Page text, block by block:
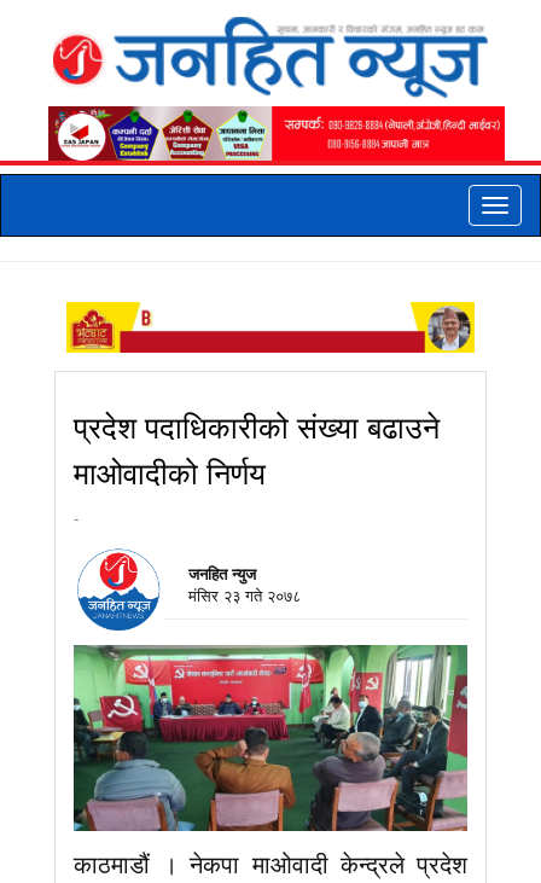
Toggle
प्रदेश पदाधिकारीको संख्या बढाउने
माओवादीको निर्णय
-
जनहित न्युज
मंसिर २३ गते २०७८
काठमाडौं । नेकपा माओवादी केन्द्रले प्रदेश